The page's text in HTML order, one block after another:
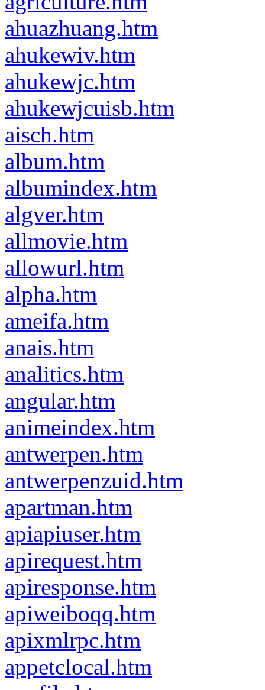
ahuazhuang.htm
ahukewiv.htm
ahukewjc.htm
ahukewjcuisb.htm
aisch.htm
album.htm
albumindex.htm
algver.htm
allmovie.htm
allowurl.htm
alpha.htm
ameifa.htm
anais.htm
analitics.htm
angular.htm
animeindex.htm
antwerpen.htm
antwerpenzuid.htm
apartman.htm
apiapiuser.htm
apirequest.htm
apiresponse.htm
apiweiboqq.htm
apixmlrpc.htm
appetclocal.htm